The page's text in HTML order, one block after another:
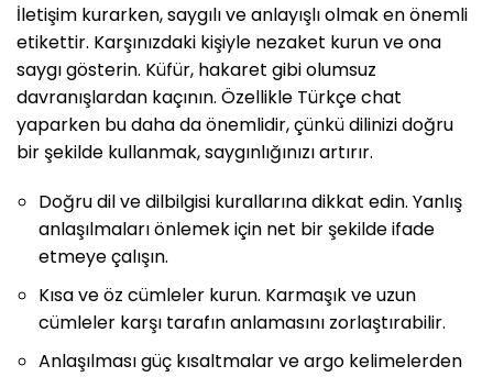
İletişim kurarken, saygılı ve anlayışlı olmak en önemli
etikettir. Karşınızdaki kişiyle nezaket kurun ve ona
saygı gösterin. Küfür, hakaret gibi olumsuz
davranışlardan kaçının. Özellikle Türkçe chat
yaparken bu daha da önemlidir, çünkü dilinizi doğru
bir şekilde kullanmak, saygınlığınızı artırır.
Doğru dil ve dilbilgisi kurallarına dikkat edin. Yanlış
anlaşılmaları önlemek için net bir şekilde ifade
etmeye çalışın.
Kısa ve öz cümleler kurun. Karmaşık ve uzun
cümleler karşı tarafın anlamasını zorlaştırabilir.
Anlaşılması güç kısaltmalar ve argo kelimelerden